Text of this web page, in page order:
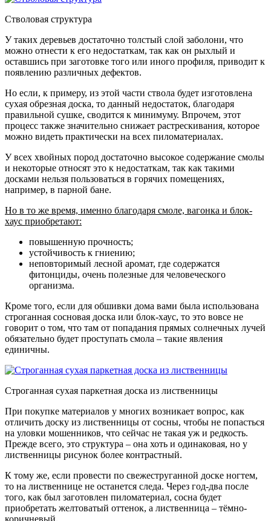
Стволовая структура
У таких деревьев достаточно толстый слой заболони, что
можно отнести к его недостаткам, так как он рыхлый и
оставшись при заготовке того или иного профиля, приводит к
появлению различных дефектов.
Но если, к примеру, из этой части ствола будет изготовлена
сухая обрезная доска, то данный недостаток, благодаря
правильной сушке, сводится к минимуму. Впрочем, этот
процесс также значительно снижает растрескивания, которое
можно видеть практически на всех пиломатериалах.
У всех хвойных пород достаточно высокое содержание смолы
и некоторые относят это к недостаткам, так как такими
досками нельзя пользоваться в горячих помещениях,
например, в парной бане.
Но в то же время, именно благодаря смоле, вагонка и блок-
хаус приобретают:
повышенную прочность;
устойчивость к гниению;
неповторимый лесной аромат, где содержатся
фитонциды, очень полезные для человеческого
организма.
Кроме того, если для обшивки дома вами была использована
строганная сосновая доска или блок-хаус, то это вовсе не
говорит о том, что там от попадания прямых солнечных лучей
обязательно будет проступать смола – такие явления
единичны.
Строганная сухая паркетная доска из лиственницы
При покупке материалов у многих возникает вопрос, как
отличить доску из лиственницы от сосны, чтобы не попасться
на уловки мошенников, что сейчас не такая уж и редкость.
Прежде всего, это структура – она хоть и одинаковая, но у
лиственницы рисунок более контрастный.
К тому же, если провести по свежеструганной доске ногтем,
то на лиственнице не останется следа. Через год-два после
того, как был заготовлен пиломатериал, сосна будет
приобретать желтоватый оттенок, а лиственница – тёмно-